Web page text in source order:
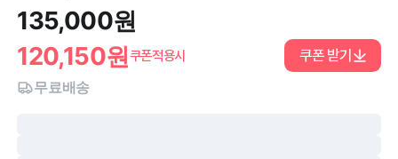
135,000원
120,150원쿠폰적용시 쿠폰 받기
무료배송